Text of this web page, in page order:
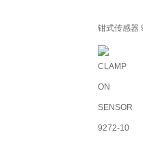
钳式传感器